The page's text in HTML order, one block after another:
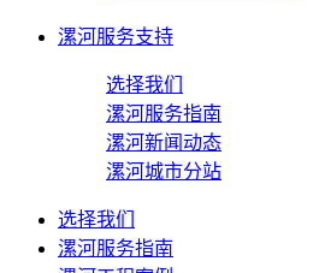
漯河服务支持
选择我们
漯河服务指南
漯河新闻动态
漯河城市分站
选择我们
漯河服务指南